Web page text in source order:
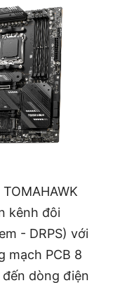
kênh đôi
- DRPS) với
mạch PCB 8
dòng điện